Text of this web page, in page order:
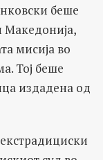
беше
Македонија,
мисија во
Тој беше
издадена од